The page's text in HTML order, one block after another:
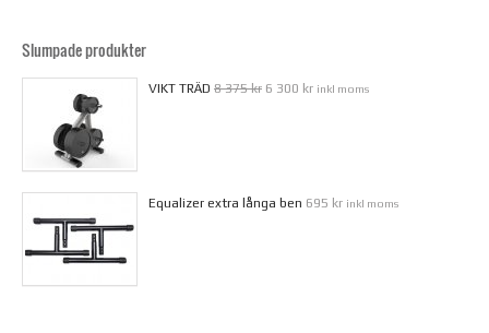
Slumpade produkter
VIKT TRÄD 8 375 kr 6 300 kr inkl moms
Equalizer extra långa ben 695 kr inkl moms